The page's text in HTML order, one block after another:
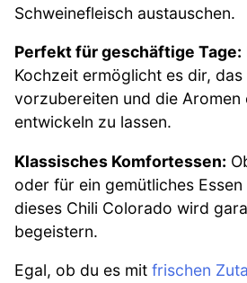
Schweinefleisch austauschen.
Perfekt für geschäftige Tage:
Kochzeit ermöglicht es dir,
vorzubereiten und die Aromen
entwickeln zu lassen.
Klassisches Komfortessen:
oder für ein gemütliches
dieses Chili Colorado wird
begeistern.
Egal, ob du es mit frischen